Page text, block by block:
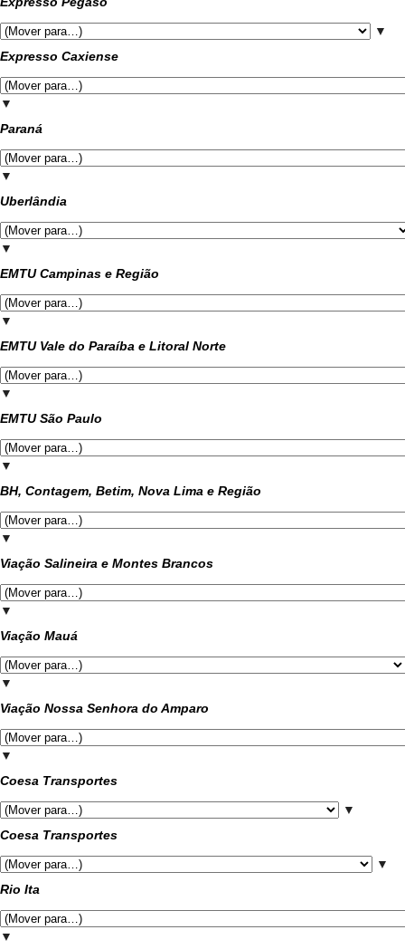
▼
Expresso Caxiense
▼
Paraná
▼
Uberlândia
▼
EMTU Campinas e Região
▼
EMTU Vale do Paraíba e Litoral Norte
▼
EMTU São Paulo
▼
BH, Contagem, Betim, Nova Lima e Região
▼
Viação Salineira e Montes Brancos
▼
Viação Mauá
▼
Viação Nossa Senhora do Amparo
▼
Coesa Transportes
▼
Coesa Transportes
▼
Rio Ita
▼